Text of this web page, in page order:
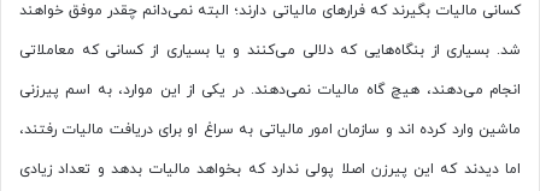
کسانی مالیات بگیرند که فرار‌های مالیاتی دارند؛ البته نمی‌دانم چقدر موفق خواهند
شد. بسیاری از بنگاه‌هایی که دلالی می‌کنند و یا بسیاری از کسانی که معاملاتی
انجام می‌دهند، هیچ گاه مالیات نمی‌دهند. در یکی از این موارد، به اسم پیرزنی
ماشین وارد کرده اند و سازمان امور مالیاتی به سراغ او برای دریافت مالیات رفتند،
اما دیدند که این پیرزن اصلا پولی ندارد که بخواهد مالیات بدهد و تعداد زیادی